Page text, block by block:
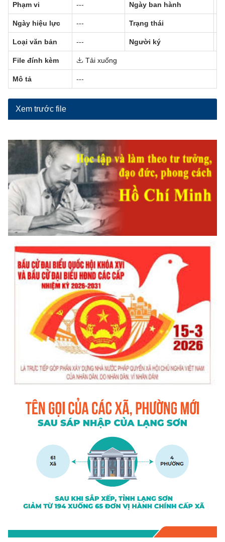
Phạm vi --- Ngày ban hành
Ngày hiệu lực --- Trạng thái
Loại văn bản --- Người ký
File đính kèm Tải xuống
Mô tả ---
Xem trước file